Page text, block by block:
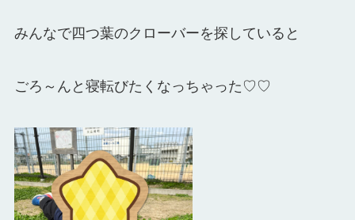
みんなで四つ葉のクローバーを探していると
ごろ～んと寝転びたくなっちゃった♡♡